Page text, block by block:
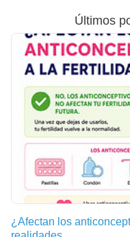
Últimos
¿Afectan los